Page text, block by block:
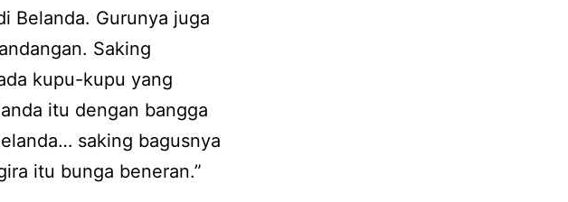
Belanda. Gurunya juga
Saking
kupu-kupu yang
itu dengan bangga
saking bagusnya
itu bunga beneran.”